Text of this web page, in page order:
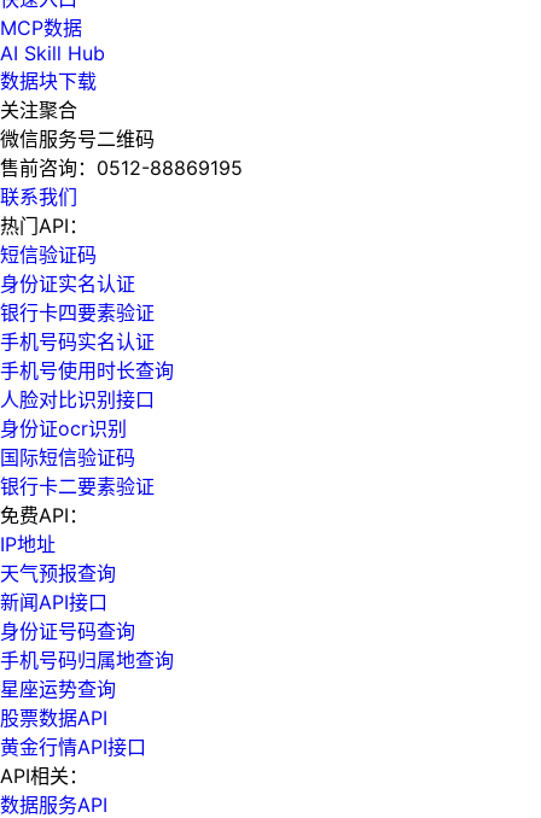
MCP数据
AI Skill Hub
数据块下载
关注聚合
微信服务号二维码
售前咨询： 0512-88869195
联系我们
热门API：
短信验证码
身份证实名认证
银行卡四要素验证
手机号码实名认证
手机号使用时长查询
人脸对比识别接口
身份证ocr识别
国际短信验证码
银行卡二要素验证
免费API：
IP地址
天气预报查询
新闻API接口
身份证号码查询
手机号码归属地查询
星座运势查询
股票数据API
黄金行情API接口
API相关：
数据服务API